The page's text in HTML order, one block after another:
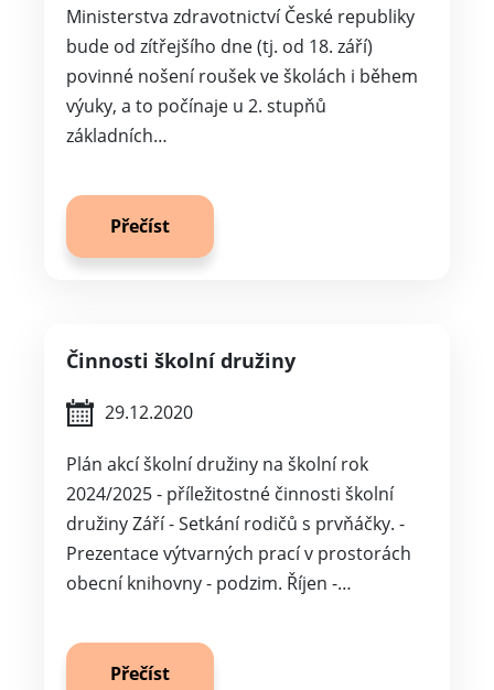
Ministerstva zdravotnictví České republiky
bude od zítřejšího dne (tj. od 18. září)
povinné nošení roušek ve školách i během
výuky, a to počínaje u 2. stupňů
základních…
Přečíst
Činnosti školní družiny
29.12.2020
Plán akcí školní družiny na školní rok
2024/2025 - příležitostné činnosti školní
družiny Září - Setkání rodičů s prvňáčky. -
Prezentace výtvarných prací v prostorách
obecní knihovny - podzim. Říjen -…
Přečíst